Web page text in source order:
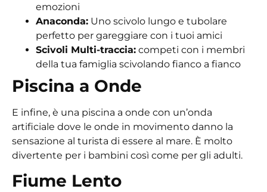
emozioni
Anaconda: Uno scivolo lungo e tubolare
perfetto per gareggiare con i tuoi amici
Scivoli Multi-traccia: competi con i membri
della tua famiglia scivolando fianco a fianco
Piscina a Onde
E infine, è una piscina a onde con un’onda
artificiale dove le onde in movimento danno la
sensazione al turista di essere al mare. È molto
divertente per i bambini così come per gli adulti.
Fiume Lento